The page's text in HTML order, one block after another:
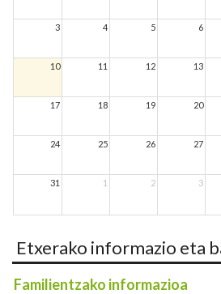
3 4 5 6
10 11 12 13
17 18 19 20
24 25 26 27
31 1 2 3
Etxerako informazio eta
Familientzako informazioa